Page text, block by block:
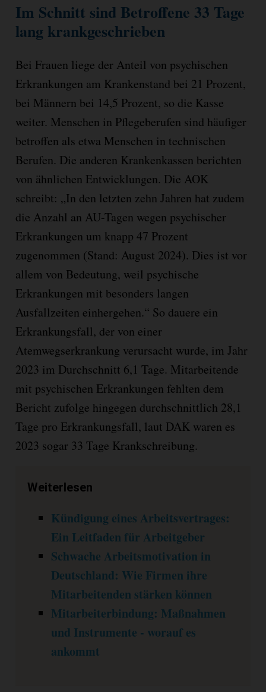
Im Schnitt sind Betroffene 33 Tage
lang krankgeschrieben
Bei Frauen liege der Anteil von psychischen
Erkrankungen am Krankenstand bei 21 Prozent,
bei Männern bei 14,5 Prozent, so die Kasse
weiter. Menschen in Pflegeberufen sind häufiger
betroffen als etwa Menschen in technischen
Berufen. Die anderen Krankenkassen berichten
von ähnlichen Entwicklungen. Die AOK
schreibt: „In den letzten zehn Jahren hat zudem
die Anzahl an AU-Tagen wegen psychischer
Erkrankungen um knapp 47 Prozent
zugenommen (Stand: August 2024). Dies ist vor
allem von Bedeutung, weil psychische
Erkrankungen mit besonders langen
Ausfallzeiten einhergehen.“ So dauere ein
Erkrankungsfall, der von einer
Atemwegserkrankung verursacht wurde, im Jahr
2023 im Durchschnitt 6,1 Tage. Mitarbeitende
mit psychischen Erkrankungen fehlten dem
Bericht zufolge hingegen durchschnittlich 28,1
Tage pro Erkrankungsfall, laut DAK waren es
2023 sogar 33 Tage Krankschreibung.
Weiterlesen
Kündigung eines Arbeitsvertrages:
Ein Leitfaden für Arbeitgeber
Schwache Arbeitsmotivation in
Deutschland: Wie Firmen ihre
Mitarbeitenden stärken können
Mitarbeiterbindung: Maßnahmen
und Instrumente - worauf es
ankommt